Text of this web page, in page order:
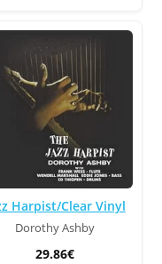
Harpist/Clear Vinyl
Dorothy Ashby
29.86€